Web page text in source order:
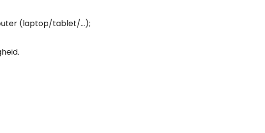
(laptop/tablet/…);